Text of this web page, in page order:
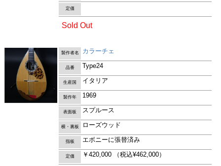
定価
Sold Out
製作者名 カラーチェ
品番 Type24
生産国 イタリア
製作年 1969
表面板 スプルース
横・裏板 ローズウッド
指板 エボニーに張替済み
定価 ￥420,000 （税込¥462,000）